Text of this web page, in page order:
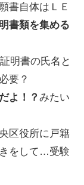
書自体はＬＥ
書類を集める
明書の氏名と
要？
よ！？ みたい
区役所に戸籍
をして…受験